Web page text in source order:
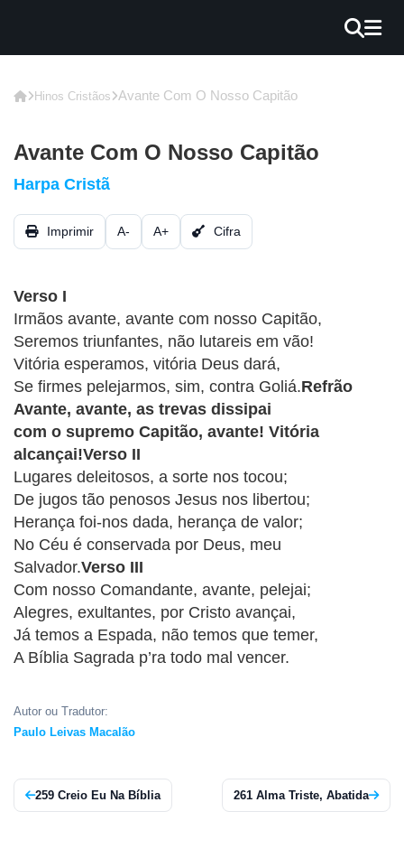
GRÁTIS
GUITAR
CIFRA
VÍDEO
HINOS
CRISTÃOS
TEORIA
MUSICAL
MINI
DOC
REVIEW
PLAYBACK
DA
HARPA
LISTAS
Hinos Cristãos Avante Com O Nosso Capitão
Avante Com O Nosso Capitão
Harpa Cristã
Imprimir A- A+ Cifra
Verso I
Irmãos avante, avante com nosso Capitão,
Seremos triunfantes, não lutareis em vão!
Vitória esperamos, vitória Deus dará,
Se firmes pelejarmos, sim, contra Goliá.Refrão
Avante, avante, as trevas dissipai
com o supremo Capitão, avante! Vitória
alcançai!Verso II
Lugares deleitosos, a sorte nos tocou;
De jugos tão penosos Jesus nos libertou;
Herança foi-nos dada, herança de valor;
No Céu é conservada por Deus, meu
Salvador.Verso III
Com nosso Comandante, avante, pelejai;
Alegres, exultantes, por Cristo avançai,
Já temos a Espada, não temos que temer,
A Bíblia Sagrada p’ra todo mal vencer.
Autor ou Tradutor:
Paulo Leivas Macalão
259 Creio Eu Na Bíblia 261 Alma Triste, Abatida